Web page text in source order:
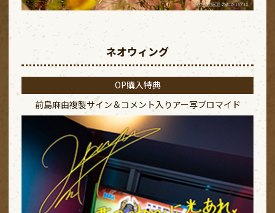
ネオウィング
OP購入特典
前島麻由複製サイン＆コメント入り アー写ブロマイド